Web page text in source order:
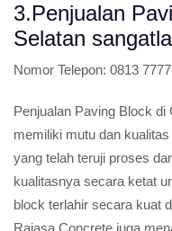
3.Penjualan
Selatan
Nomor Telepon: 0813
Penjualan Paving Block
memiliki mutu dan
yang telah teruji proses
kualitasnya secara ketat
block terlahir secara kuat
Rajasa Concrete juga